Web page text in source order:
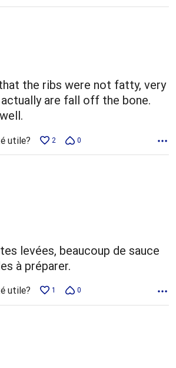
the ribs were not fatty, very
are fall off the bone.
utile? 2 0
levées, beaucoup de sauce
à préparer.
utile? 1 0